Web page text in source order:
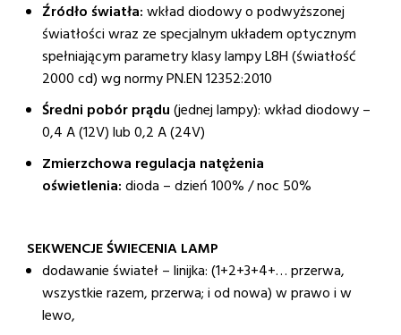
Źródło światła:wkład diodowy o podwyższonej
światłości wraz ze specjalnym układem optycznym
spełniającym parametry klasy lampy L8H (światłość
2000 cd) wg normy PN.EN 12352:2010
Średni pobór prądu(jednej lampy): wkład diodowy –
0,4 A (12V) lub 0,2 A (24V)
Zmierzchowa regulacja natężenia
oświetlenia:dioda – dzień 100% / noc 50%
SEKWENCJE ŚWIECENIA LAMP
dodawanie świateł – linijka: (1+2+3+4+… przerwa,
wszystkie razem, przerwa; i od nowa) w prawo i w
lewo,